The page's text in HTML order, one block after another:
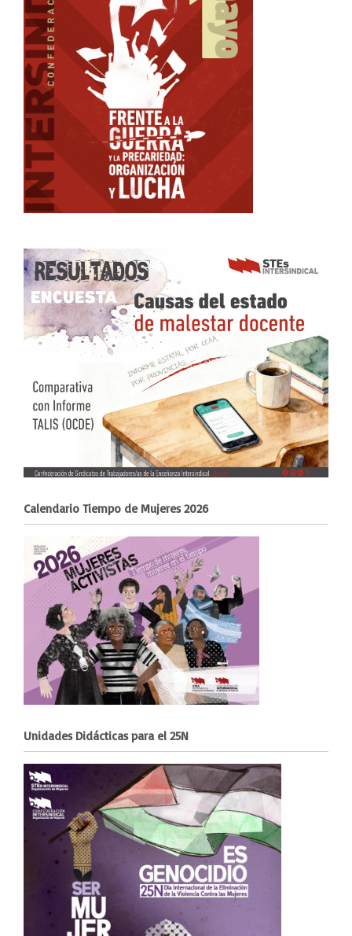
Calendario Tiempo de Mujeres 2026
Unidades Didácticas para el 25N